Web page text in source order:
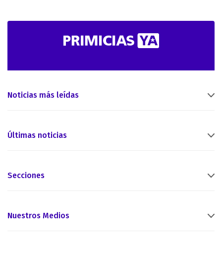
Noticias más leídas
Últimas noticias
Secciones
Nuestros Medios